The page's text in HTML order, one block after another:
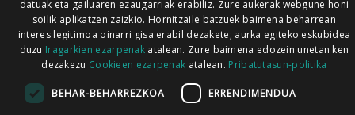
datuak eta gailuaren ezaugarriak erabiliz. Zure aukerak webgune honi
soilik aplikatzen zaizkio. Hornitzaile batzuek baimena beharrean
interes legitimoa oinarri gisa erabil dezakete; aurka egiteko eskubidea
duzu Iragarkien ezarpenak atalean. Zure baimena edozein unetan ken
dezakezu Cookieen ezarpenak atalean. Pribatutasun-politika
BEHAR-BEHARREZKOA ERRENDIMENDUA